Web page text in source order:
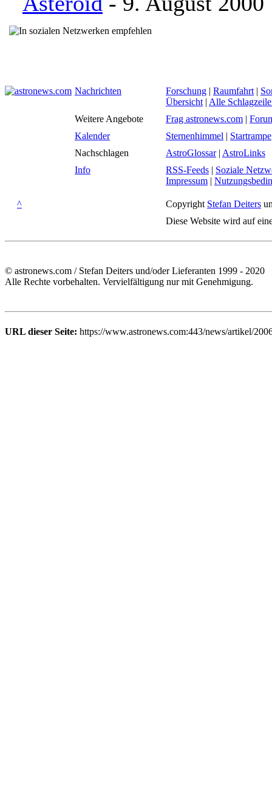
Nachrichten Forschung | Raumfahrt |
Übersicht | Alle
Weitere Angebote
Frag astronews.com |
Kalender
Sternenhimmel | Startrampe
Nachschlagen
AstroGlossar| AstroLinks
Info
RSS-Feeds | Soziale
Impressum |
^ Copyright Stefan Deiters
Diese Website wird auf
© astronews.com / Stefan Deiters und/oder Lieferanten 1999 - 2020
Alle Rechte vorbehalten. Vervielfältigung nur mit Genehmigung.
URL dieser Seite: https://www.astronews.com:443/news/artikel/